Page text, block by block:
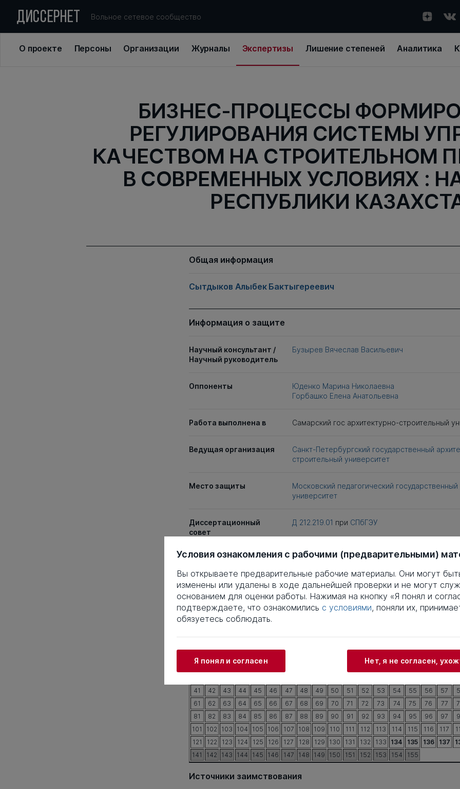
ДИССЕРНЕТ Вольное сетевое сообщество
О проекте Персоны Организации Журналы Экспертизы Лишение степеней Аналитика
БИЗНЕС-ПРОЦЕССЫ
РЕГУЛИРОВАНИЯ СИСТЕМЫ
КАЧЕСТВОМ НА СТРОИТЕЛЬНОМ
В СОВРЕМЕННЫХ УСЛОВИЯХ :
РЕСПУБЛИКИ
Общая информация
Сытдыков Алыбек Бактыгереевич
Информация о защите
Научный консультант /
Научный руководитель
Бузырев Вячеслав Васильевич
Оппоненты
Юденко Марина Николаевна
Горбашко Елена Анатольевна
Работа выполнена в Самарский гос архитектурно-строительный
Ведущая организация
Санкт-Петербургский государственный
строительный университет
Место защиты
Московский педагогический государственный
университет
Диссертационный
совет
Д 212.219.01 при СПбГЭУ
Дата защиты 18 марта 2005
Ученая степень Кандидат экономических наук
Специальность 08.00.05
1 2 3 4 5 12 13 14 15 16 17
41
42 43 44 45 46 47 48 49 50 51 52 53 54 55 56 57
61
62 63 64 65 66 67 68 69 70 71 72 73 74 75 76 77
81
82 83 84 85 86 87 88 89 90 91 92 93 94 95 96 97
101
102 103 104 105 106 107 108 109 110 111 112 113 114 115 116 117
121
122 123 124 125 126 127 128 129 130 131 132 133 134 135 136 137
141
142 143 144 145 146 147 148 149 150 151 152 153 154 155
Источники заимствования
Условия ознакомления с рабочими (предварительными)
Вы открываете предварительные рабочие материалы. Они могут
изменены или удалены в ходе дальнейшей проверки и не могут
основанием для оценки работы. Нажимая на кнопку «Я понял и
подтверждаете, что ознакомились с условиями, поняли их,
обязуетесь соблюдать.
Я понял и согласен Нет, я не согласен,